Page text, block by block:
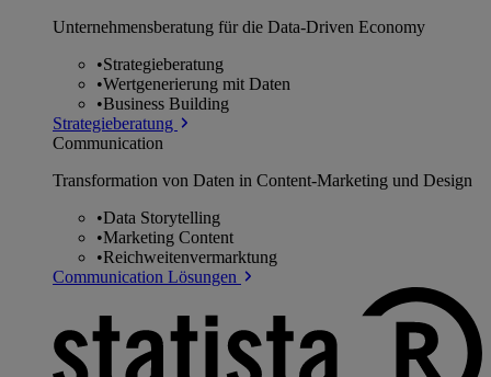
Unternehmens­beratung für die Data-Driven Economy
•Strategieberatung
•Wertgenerierung mit Daten
•Business Building
Strategieberatung
Communication
Transformation von Daten in Content-Marketing und Design
•Data Storytelling
•Marketing Content
•Reichweitenvermarktung
Communication Lösungen